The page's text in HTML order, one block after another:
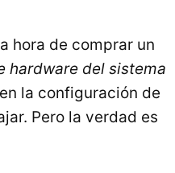
hora de comprar un
hardware del sistema
la configuración de
Pero la verdad es